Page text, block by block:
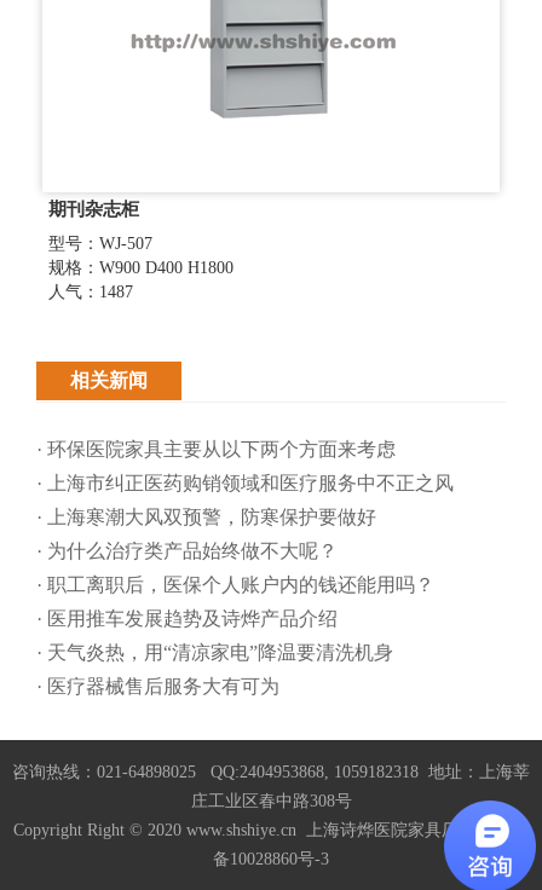
期刊杂志柜
型号：WJ-507
规格：W900 D400 H1800
人气：1487
相关新闻
· 环保医院家具主要从以下两个方面来考虑
· 上海市纠正医药购销领域和医疗服务中不正之风
· 上海寒潮大风双预警，防寒保护要做好
· 为什么治疗类产品始终做不大呢？
· 职工离职后，医保个人账户内的钱还能用吗​？
· 医用推车发展趋势及诗烨产品介绍
· 天气炎热，用“清凉家电”降温要清洗机身
· 医疗器械售后服务大有可为
咨询热线：021-64898025 QQ:2404953868, 1059182318 地址：上海莘
庄工业区春中路308号
Copyright Right © 2020 www.shshiye.cn 上海诗烨医院家具厂家沪ICP
备10028860号-3